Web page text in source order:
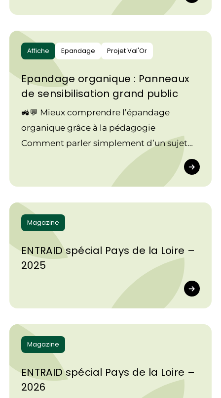
Affiche Epandage Projet Val'Or
Epandage organique : Panneaux
de sensibilisation grand public
🚜💬 Mieux comprendre l’épandage
organique grâce à la pédagogie
Comment parler simplement d’un sujet
technique comme l’épandage organique
Magazine
ENTRAID spécial Pays de la Loire –
2025
Magazine
ENTRAID spécial Pays de la Loire –
2026